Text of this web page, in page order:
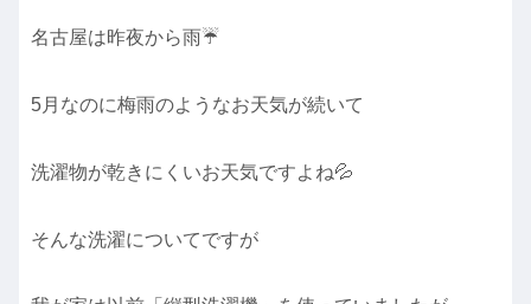
名古屋は昨夜から雨☔️
5月なのに梅雨のようなお天気が続いて
洗濯物が乾きにくいお天気ですよね💦
そんな洗濯についてですが